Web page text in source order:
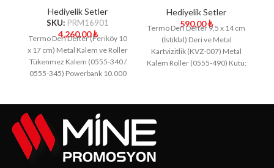
Hediyelik Setler
SKU: PRM16901
4,260.00₺
Termo Deri Defter (Feriköy 10
x 17 cm) Metal Kalem ve Roller
Tükenmez Kalem (0555-340 /
0555-345) Powerbank 10.000
Hediyelik Setler
590.00₺
Termo Deri Defter 9,5 x 14 cm
(İstiklal) Deri ve Metal
Kartvizitlik (KVZ-007) Metal
Kalem Roller (0555-490) Kutu: